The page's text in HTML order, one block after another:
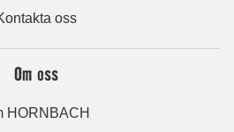
oss
Om oss
HORNBACH